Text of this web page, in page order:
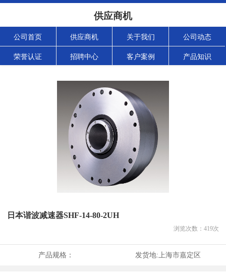
供应商机
公司首页 供应商机 关于我们 公司动态
荣誉认证 招聘中心 客户案例 产品知识
日本谐波减速器SHF-14-80-2UH
浏览次数： 419次
产品规格： 发货地: 上海市嘉定区